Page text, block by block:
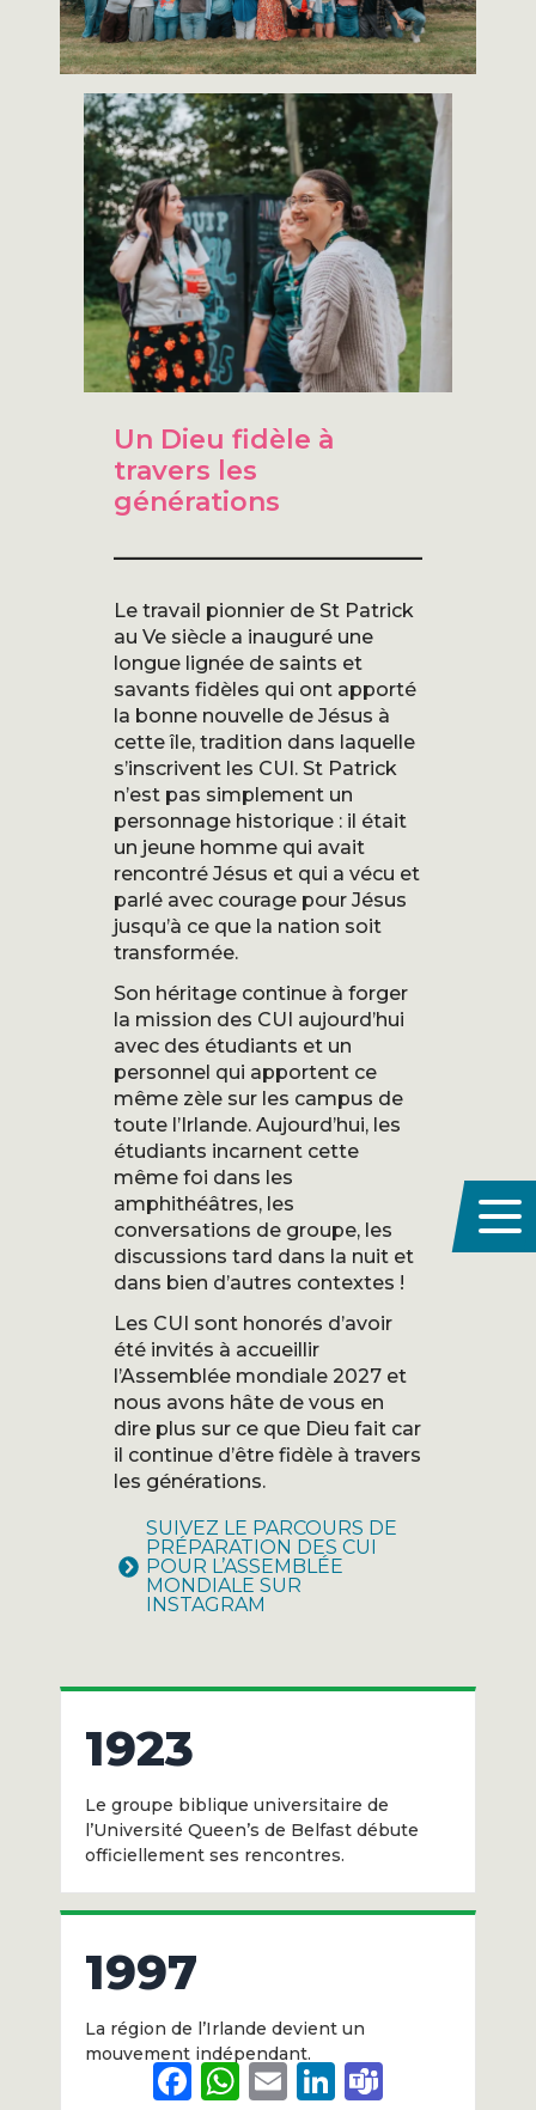
Un Dieu fidèle à
travers les
générations
Le travail pionnier de St Patrick
au Ve siècle a inauguré une
longue lignée de saints et
savants fidèles qui ont apporté
la bonne nouvelle de Jésus à
cette île, tradition dans laquelle
s’inscrivent les CUI. St Patrick
n’est pas simplement un
personnage historique : il était
un jeune homme qui avait
rencontré Jésus et qui a vécu et
parlé avec courage pour Jésus
jusqu’à ce que la nation soit
transformée.
Son héritage continue à forger
la mission des CUI aujourd’hui
avec des étudiants et un
personnel qui apportent ce
même zèle sur les campus de
toute l’Irlande. Aujourd’hui, les
étudiants incarnent cette
même foi dans les
amphithéâtres, les
conversations de groupe, les
discussions tard dans la nuit et
dans bien d’autres contextes !
Les CUI sont honorés d’avoir
été invités à accueillir
l’Assemblée mondiale 2027 et
nous avons hâte de vous en
dire plus sur ce que Dieu fait car
il continue d’être fidèle à travers
les générations.
SUIVEZ LE PARCOURS DE
PRÉPARATION DES CUI
POUR L’ASSEMBLÉE
MONDIALE SUR
INSTAGRAM
1923
Le groupe biblique universitaire de
l’Université Queen’s de Belfast débute
officiellement ses rencontres.
1997
La région de l’Irlande devient un
mouvement indépendant.
FacebookWhatsApp
Email LinkedIn